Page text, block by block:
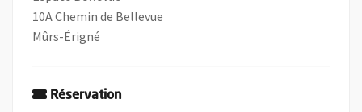
10A Chemin de Bellevue
Mûrs-Érigné
Réservation